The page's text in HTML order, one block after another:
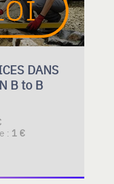
DANS
B to B
: 1 €